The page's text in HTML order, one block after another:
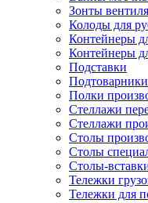
Зонты
Колоды для
Контейнеры
Контейнеры
Подставки
Подтоварники
Полки
Стеллажи
Стеллажи
Столы
Столы
Столы-
Тележки
Тележки для